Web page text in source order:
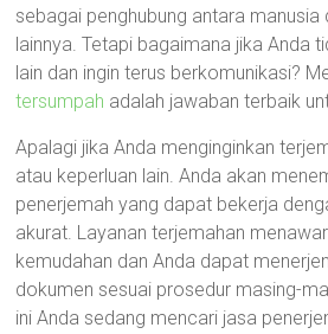
sebagai penghubung antara manusia
lainnya. Tetapi bagaimana jika Anda
lain dan ingin terus berkomunikasi?
tersumpah adalah jawaban terbaik
Apalagi jika Anda menginginkan
atau keperluan lain. Anda akan
penerjemah yang dapat bekerja
akurat. Layanan terjemahan
kemudahan dan Anda dapat
dokumen sesuai prosedur masing-
ini Anda sedang mencari jasa